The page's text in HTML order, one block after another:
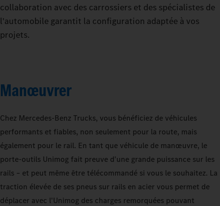
collaboration avec des carrossiers et des spécialistes de
l'automobile garantit la configuration adaptée à vos
projets.
Manœuvrer
Chez Mercedes‑Benz Trucks, vous bénéficiez de véhicules
performants et fiables, non seulement pour la route, mais
également pour le rail. En tant que véhicule de manœuvre, le
porte-outils Unimog fait preuve d'une grande puissance sur les
rails – et peut même être télécommandé si vous le souhaitez. La
traction élevée de ses pneus sur rails en acier vous permet de
déplacer avec l'Unimog des charges remorquées pouvant